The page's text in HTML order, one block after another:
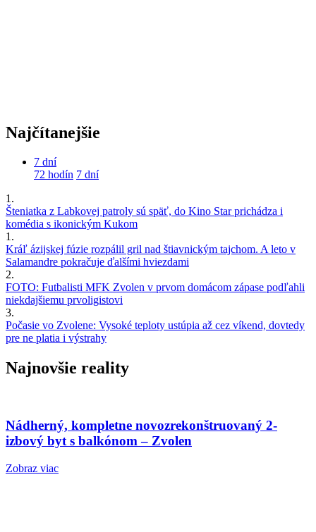
Najčítanejšie
7 dní
72 hodín 7 dní
1.
Šteniatka z Labkovej patroly sú späť, do Kino Star prichádza i
komédia s ikonickým Kukom
1.
Kráľ ázijskej fúzie rozpálil gril nad štiavnickým tajchom. A leto v
Salamandre pokračuje ďalšími hviezdami
2.
FOTO: Futbalisti MFK Zvolen v prvom domácom zápase podľahli
niekdajšiemu prvoligistovi
3.
Počasie vo Zvolene: Vysoké teploty ustúpia až cez víkend, dovtedy
pre ne platia i výstrahy
Najnovšie reality
Nádherný, kompletne novozrekonštruovaný 2-
izbový byt s balkónom – Zvolen
Zobraz viac